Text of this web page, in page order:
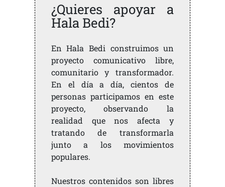
¿Quieres apoyar a
Hala Bedi?
En Hala Bedi construimos un
proyecto comunicativo libre,
comunitario y transformador.
En el día a día, cientos de
personas participamos en este
proyecto, observando la
realidad que nos afecta y
tratando de transformarla
junto a los movimientos
populares.
Nuestros contenidos son libres